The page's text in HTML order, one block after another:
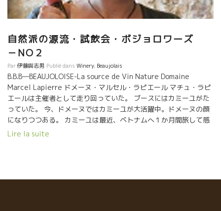
自然派の源流・試飲会・ボジョロワーズ
－NO２
Par伊藤與志男 Publié dans Winery, Beaujolais
B.B.B―BEAUJOLOISE-La source de Vin Nature Domaine
Marcel Lapierre ドメーヌ・マルセル・ラピエール マチュ・ラピ
エールは主催者として走り回っていた。 ブースにはカミーユがた
っていた。 今、ドメーヌではカミーユが大活躍中。ドメーヌの顔
になりつつある。 カミーユは最近、ベトナムへ１か月間旅して感
動して帰ってきたばかり。 張り切って生き生きしていたのが印象
Lire la suite